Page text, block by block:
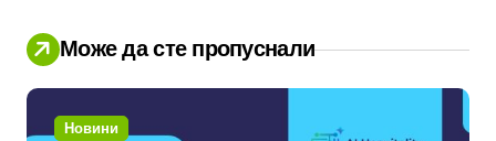
Може да сте пропуснали
Новини